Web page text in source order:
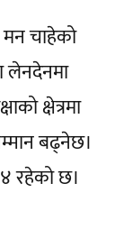
मन चाहेको
लेनदेनमा
क्षेत्रमा
बढ्नेछ।
रहेको छ।